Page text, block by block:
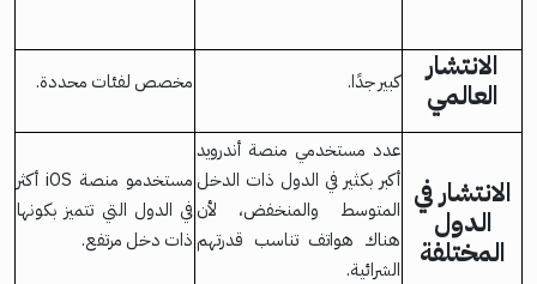
الانتشار
العالمي كبير جدًا. مخصص لفئات محددة.
الانتشار في
الدول
المختلفة
عدد مستخدمي منصة أندرويد
أكبر بكثير في الدول ذات الدخل
المتوسط والمنخفض، لأن
هناك هواتف تناسب قدرتهم
الشرائية.
مستخدمو منصة iOS أكثر
في الدول التي تتميز بكونها
ذات دخل مرتفع.